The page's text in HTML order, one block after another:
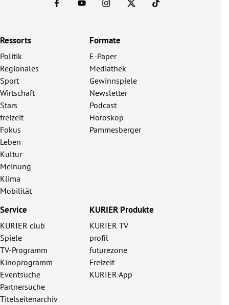
Ressorts
Politik
Regionales
Sport
Wirtschaft
Stars
freizeit
Fokus
Leben
Kultur
Meinung
Klima
Mobilität
Formate
E-Paper
Mediathek
Gewinnspiele
Newsletter
Podcast
Horoskop
Pammesberger
Service
KURIER club
Spiele
TV-Programm
Kinoprogramm
Eventsuche
Partnersuche
Titelseitenarchiv
KURIER Produkte
KURIER TV
profil
futurezone
Freizeit
KURIER App